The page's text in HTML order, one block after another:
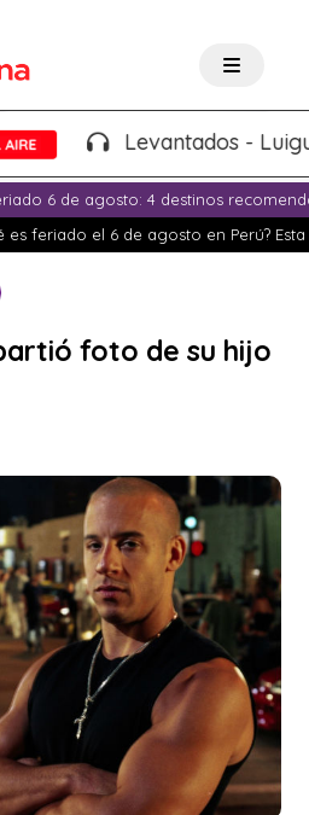
Levantados - Luigui
6 de agosto: 4 destinos
es feriado el 6 de agosto en Perú?
foto de su hijo